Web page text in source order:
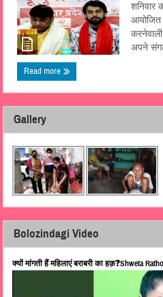
शनिवार
आयोजित
करनेवाली
अपने
Read more
Gallery
Bolozindagi Video
क्यों मांगती हैं महिलाएं बराबरी का हक़❓Shweta